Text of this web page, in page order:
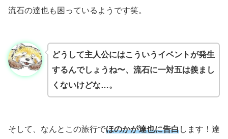
流石の達也も困っているようです笑。
どうして主人公にはこういうイベントが発生
するんでしょうね〜、流石に一対五は羨まし
くないけどな…。
そして、なんとこの旅行でほのかが達也に告白します！達